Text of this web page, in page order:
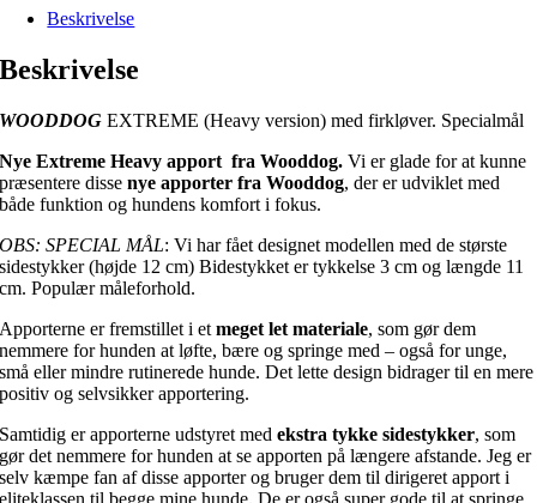
Beskrivelse
Beskrivelse
WOODDOGEXTREME (Heavy version) med firkløver. Specialmål
Nye Extreme Heavy apport fraWooddog.Vi er glade for at kunne
præsentere dissenye apporter fra Wooddog, der er udviklet med
både funktion og hundens komfort i fokus.
OBS: SPECIAL MÅL: Vi har fået designet modellen med de største
sidestykker (højde 12 cm) Bidestykket er tykkelse 3 cm og længde 11
cm. Populær måleforhold.
Apporterne er fremstillet i etmeget let materiale, som gør dem
nemmere for hunden at løfte, bære og springe med – også for unge,
små eller mindre rutinerede hunde. Det lette design bidrager til en mere
positiv og selvsikker apportering.
Samtidig er apporterne udstyret medekstra tykke sidestykker, som
gør det nemmere for hunden at se apporten på længere afstande. Jeg er
selv kæmpe fan af disse apporter og bruger dem til dirigeret apport i
eliteklassen til begge mine hunde. De er også super gode til at springe